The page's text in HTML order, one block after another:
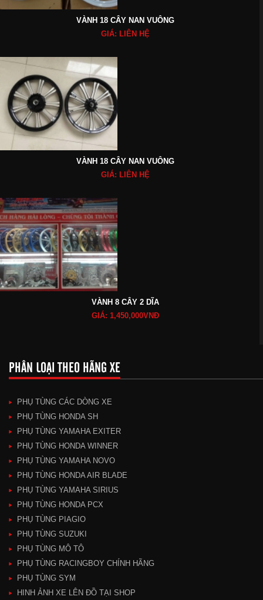
VÀNH 18 CÂY NAN VUÔNG
GIÁ: LIÊN HỆ
VÀNH 18 CÂY NAN VUÔNG
GIÁ: LIÊN HỆ
VÀNH 8 CÂY 2 DĨA
GIÁ: 1,450,000VNĐ
PHÂN LOẠI THEO HÃNG XE
PHỤ TÙNG CÁC DÒNG XE
PHỤ TÙNG HONDA SH
PHỤ TÙNG YAMAHA EXITER
PHỤ TÙNG HONDA WINNER
PHỤ TÙNG YAMAHA NOVO
PHỤ TÙNG HONDA AIR BLADE
PHỤ TÙNG YAMAHA SIRIUS
PHỤ TÙNG HONDA PCX
PHỤ TÙNG PIAGIO
PHỤ TÙNG SUZUKI
PHỤ TÙNG MÔ TÔ
PHỤ TÙNG RACINGBOY CHÍNH HÃNG
PHỤ TÙNG SYM
HINH ẢNH XE LÊN ĐỒ TẠI SHOP